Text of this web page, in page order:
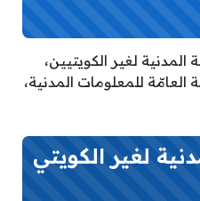
لغير الكويتيين،
العامّة للمعلومات المدنية،
لغير الكويتي